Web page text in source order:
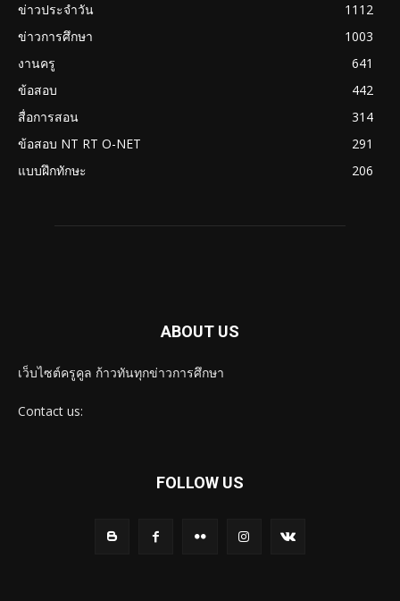
ข่าวประจำวัน
1112
ข่าวการศึกษา
1003
งานครู
641
ข้อสอบ
442
สื่อการสอน
314
ข้อสอบ NT RT O-NET
291
แบบฝึกทักษะ
206
ABOUT US
เว็บไซต์ครูคูล ก้าวทันทุกข่าวการศึกษา
Contact us:
FOLLOW US